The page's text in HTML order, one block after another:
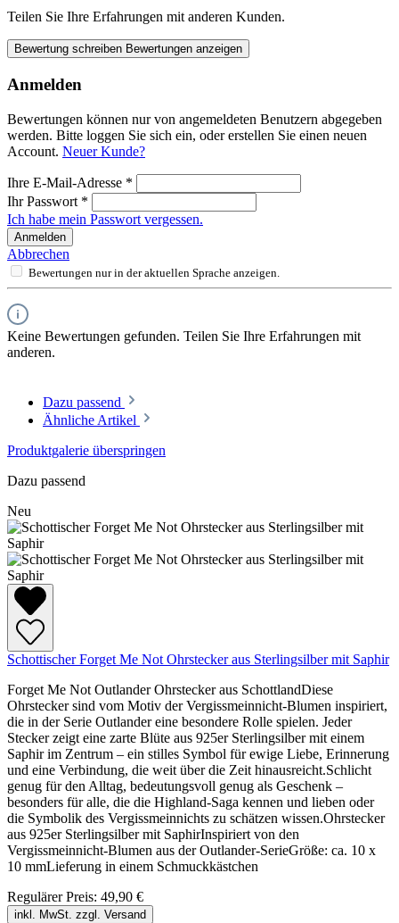
Teilen Sie Ihre Erfahrungen mit anderen Kunden.
Bewertung schreiben Bewertungen anzeigen
Anmelden
Bewertungen können nur von angemeldeten Benutzern abgegeben
werden. Bitte loggen Sie sich ein, oder erstellen Sie einen neuen
Account. Neuer Kunde?
Ihre E-Mail-Adresse *
Ihr Passwort *
Ich habe mein Passwort vergessen.
Anmelden
Abbrechen
Bewertungen nur in der aktuellen Sprache anzeigen.
Keine Bewertungen gefunden. Teilen Sie Ihre Erfahrungen mit
anderen.
Dazu passend
Ähnliche Artikel
Produktgalerie überspringen
Dazu passend
Neu
Schottischer Forget Me Not Ohrstecker aus Sterlingsilber mit Saphir
Forget Me Not Outlander Ohrstecker aus SchottlandDiese
Ohrstecker sind vom Motiv der Vergissmeinnicht-Blumen inspiriert,
die in der Serie Outlander eine besondere Rolle spielen. Jeder
Stecker zeigt eine zarte Blüte aus 925er Sterlingsilber mit einem
Saphir im Zentrum – ein stilles Symbol für ewige Liebe, Erinnerung
und eine Verbindung, die weit über die Zeit hinausreicht.Schlicht
genug für den Alltag, bedeutungsvoll genug als Geschenk –
besonders für alle, die die Highland-Saga kennen und lieben oder
die Symbolik des Vergissmeinnichts zu schätzen wissen.Ohrstecker
aus 925er Sterlingsilber mit SaphirInspiriert von den
Vergissmeinnicht-Blumen aus der Outlander-SerieGröße: ca. 10 x
10 mmLieferung in einem Schmuckkästchen
Regulärer Preis: 49,90 €
inkl. MwSt. zzgl. Versand